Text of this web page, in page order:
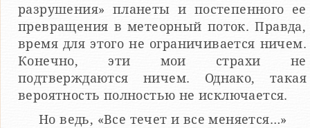
разрушения» планеты и постепенного ее
превращения в метеорный поток. Правда,
время для этого не ограничивается ничем.
Конечно, эти мои страхи не
подтверждаются ничем. Однако, такая
вероятность полностью не исключается.
Но ведь, «Все течет и все меняется…»